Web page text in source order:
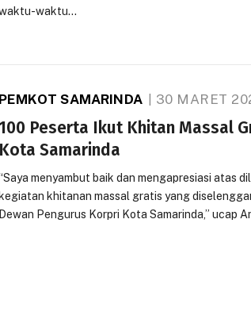
waktu…
PEMKOT SAMARINDA 30 MARET
Peserta Ikut Khitan Massal
Kota Samarinda
menyambut baik dan mengapresiasi atas
kegiatan khitanan massal gratis yang
Dewan Pengurus Korpri Kota Samarinda,” ucap